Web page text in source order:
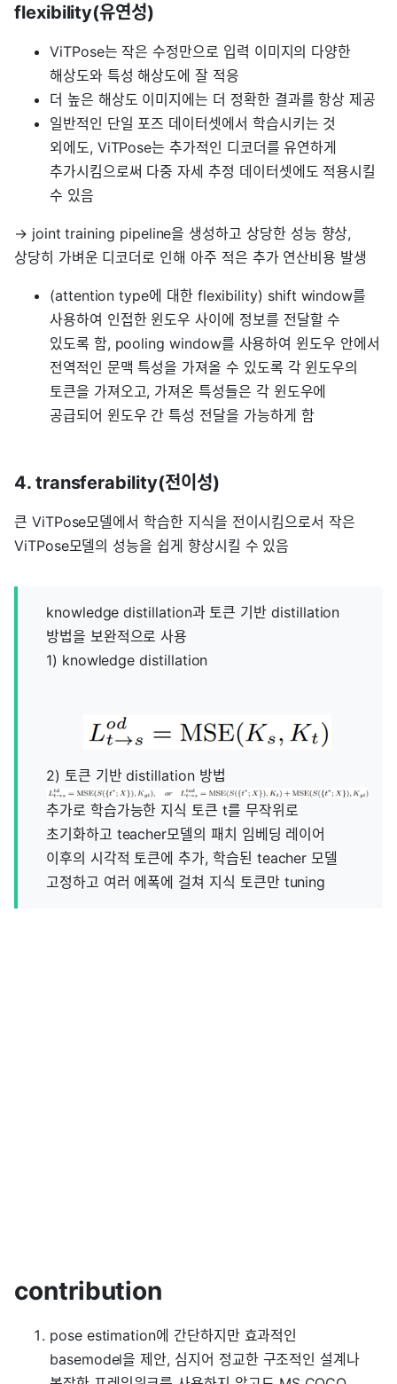
flexibility(유연성)
ViTPose는 작은 수정만으로 입력 이미지의 다양한
해상도와 특성 해상도에 잘 적응
더 높은 해상도 이미지에는 더 정확한 결과를 항상 제공
일반적인 단일 포즈 데이터셋에서 학습시키는 것
외에도, ViTPose는 추가적인 디코더를 유연하게
추가시킴으로써 다중 자세 추정 데이터셋에도 적용시킬
수 있음
→ joint training pipeline을 생성하고 상당한 성능 향상,
상당히 가벼운 디코더로 인해 아주 적은 추가 연산비용 발생
(attention type에 대한 flexibility) shift window를
사용하여 인접한 윈도우 사이에 정보를 전달할 수
있도록 함, pooling window를 사용하여 윈도우 안에서
전역적인 문맥 특성을 가져올 수 있도록 각 윈도우의
토큰을 가져오고, 가져온 특성들은 각 윈도우에
공급되어 윈도우 간 특성 전달을 가능하게 함
4. transferability(전이성)
큰 ViTPose모델에서 학습한 지식을 전이시킴으로서 작은
ViTPose모델의 성능을 쉽게 향상시킬 수 있음
knowledge distillation과 토큰 기반 distillation
방법을 보완적으로 사용
1) knowledge distillation
2) 토큰 기반 distillation 방법
추가로 학습가능한 지식 토큰 t를 무작위로
초기화하고 teacher모델의 패치 임베딩 레이어
이후의 시각적 토큰에 추가, 학습된 teacher 모델
고정하고 여러 에폭에 걸쳐 지식 토큰만 tuning
contribution
pose estimation에 간단하지만 효과적인
basemodel을 제안, 심지어 정교한 구조적인 설계나